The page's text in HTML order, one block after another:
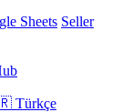
Sheets Seller
Türkçe